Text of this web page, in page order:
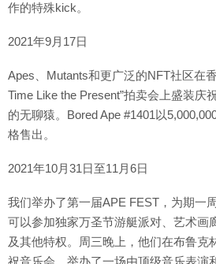
作的特殊kick。
2021年9月17日
Apes、Mutants和更广泛的NFT社区在
Time Like the Present”拍卖会上盛装庆
的无聊猿。Bored Ape #1401以
格售出。
2021年10月31日至11月6日
我们举办了第一届APE FEST，为期一
可以参加独家万圣节游艇派对、艺术画
及其他特权。周三晚上，他们在布鲁克
祝音乐会，举办了一场由顶级音乐表演